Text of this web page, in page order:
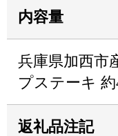
内容量
兵庫県加西市
プステーキ 約
返礼品注記